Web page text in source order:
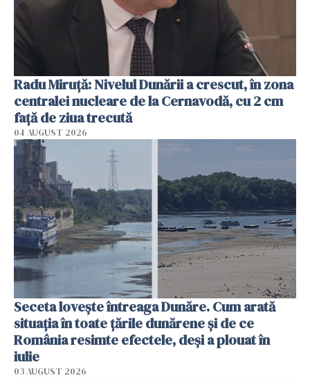
Radu Miruţă: Nivelul Dunării a crescut, în zona
centralei nucleare de la Cernavodă, cu 2 cm
faţă de ziua trecută
04 AUGUST 2026
Seceta lovește întreaga Dunăre. Cum arată
situația în toate țările dunărene și de ce
România resimte efectele, deși a plouat în
iulie
03 AUGUST 2026